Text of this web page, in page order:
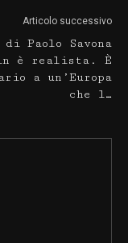
Articolo successivo
di Paolo Savona
è realista. È
a un’Europa
che l…